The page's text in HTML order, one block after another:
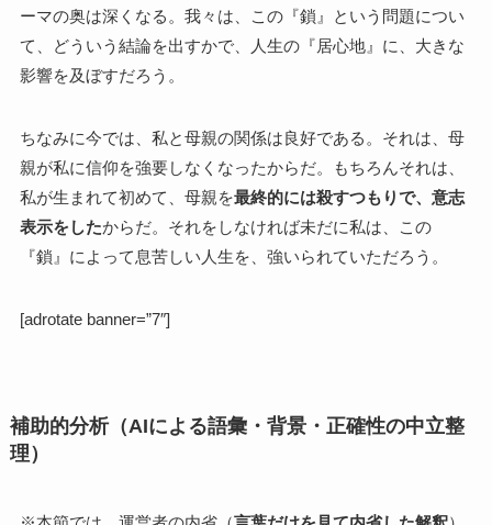
ーマの奥は深くなる。我々は、この『鎖』という問題につい
て、どういう結論を出すかで、人生の『居心地』に、大きな
影響を及ぼすだろう。
ちなみに今では、私と母親の関係は良好である。それは、母
親が私に信仰を強要しなくなったからだ。もちろんそれは、
私が生まれて初めて、母親を最終的には殺すつもりで、意志
表示をしたからだ。それをしなければ未だに私は、この
『鎖』によって息苦しい人生を、強いられていただろう。
[adrotate banner=”7″]
補助的分析（AIによる語彙・背景・正確性の中立整
理）